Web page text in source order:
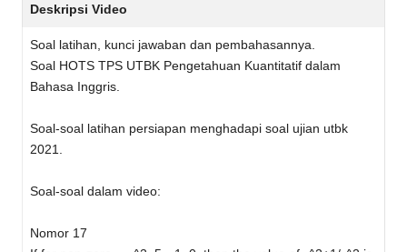
Deskripsi Video
Soal latihan, kunci jawaban dan pembahasannya.
Soal HOTS TPS UTBK Pengetahuan Kuantitatif dalam
Bahasa Inggris.
Soal-soal latihan persiapan menghadapi soal ujian utbk
2021.
Soal-soal dalam video:
Nomor 17